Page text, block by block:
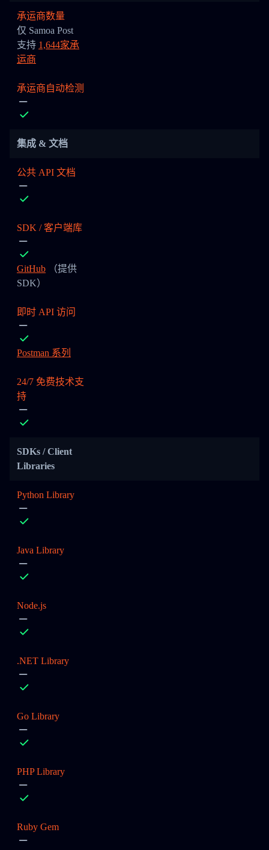
承运商数量
仅 Samoa Post
支持 1,644家承
运商
承运商自动检测
集成 & 文档
公共 API 文档
SDK / 客户端库
GitHub （提供
SDK）
即时 API 访问
Postman 系列
24/7 免费技术支
持
SDKs / Client
Libraries
Python Library
Java Library
Node.js
.NET Library
Go Library
PHP Library
Ruby Gem